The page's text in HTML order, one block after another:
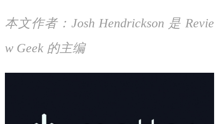
本文作者： Josh Hendrickson 是 Revie
w Geek 的主编